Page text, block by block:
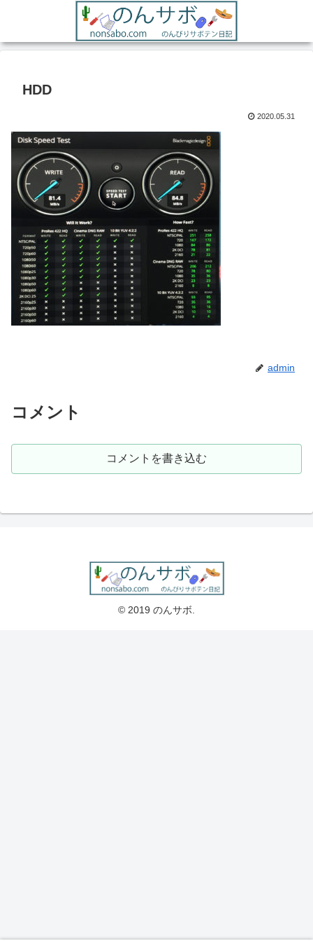
HDD
2020.05.31
admin
コメント
コメントを書き込む
© 2019 のんサボ.